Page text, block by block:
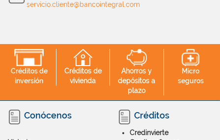
servicio.cliente@bancointegral.com
Créditos de
inversión
Créditos de
vivienda
Ahorros y
depósitos a
plazo
Micro
seguros
Conócenos Créditos
Credinvierte